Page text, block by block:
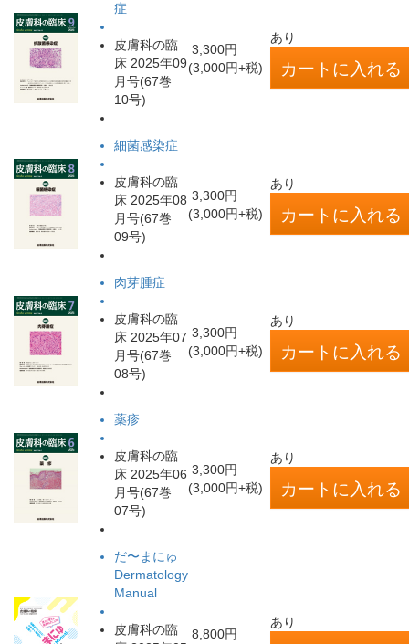
症
皮膚科の臨
床 2025年09
月号(67巻
10号)
3,300円
(3,000円+税)
あり
細菌感染症
皮膚科の臨
床 2025年08
月号(67巻
09号)
3,300円
(3,000円+税)
あり
肉芽腫症
皮膚科の臨
床 2025年07
月号(67巻
08号)
3,300円
(3,000円+税)
あり
薬疹
皮膚科の臨
床 2025年06
月号(67巻
07号)
3,300円
(3,000円+税)
あり
だ〜まにゅ
Dermatology
Manual
皮膚科の臨
8,800円
あり